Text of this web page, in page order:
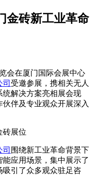
金砖新工业革命
会在厦门国际会展中心
受邀参展，携相关无人
解决方案亮相展会现
伴及专业观众开展深入
围绕新工业革命背景下
应用场景，集中展示了
引了众多观众驻足咨